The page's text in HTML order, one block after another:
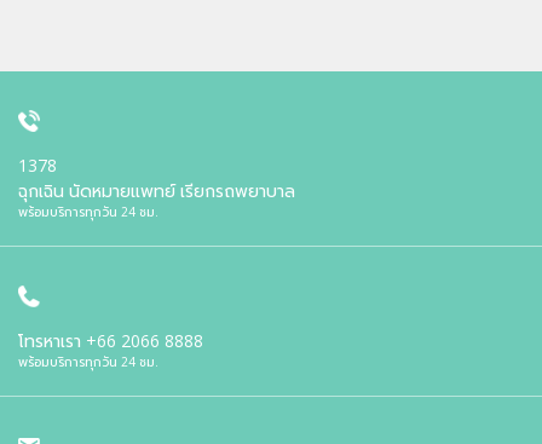
1378
ฉุกเฉิน นัดหมายแพทย์ เรียกรถพยาบาล
พร้อมบริการทุกวัน 24 ชม.
โทรหาเรา +66 2066 8888
พร้อมบริการทุกวัน 24 ชม.